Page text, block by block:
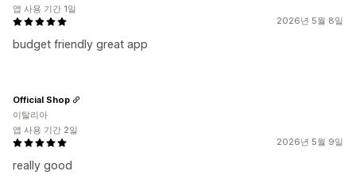
2026년 5월 8일
budget friendly great app
앱 사용 기간 1일
2026년 5월 9일
really good
Official Shop
이탈리아
앱 사용 기간 2일